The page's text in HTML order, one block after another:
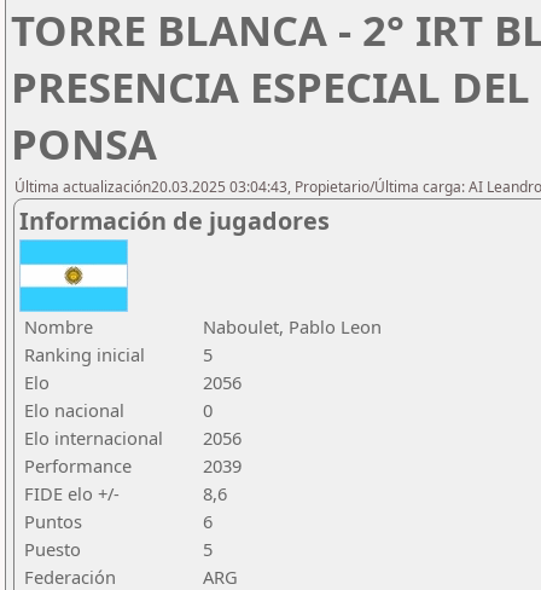
TORRE BLANCA - 2° IRT
PRESENCIA ESPECIAL
PONSA
Última actualización20.03.2025 03:04:43, Propietario/Última carga: AI
Información de jugadores
Nombre
Naboulet, Pablo Leon
Ranking inicial
5
Elo
2056
Elo nacional
0
Elo internacional
2056
Performance
2039
FIDE elo +/-
8,6
Puntos
6
Puesto
5
Federación
ARG